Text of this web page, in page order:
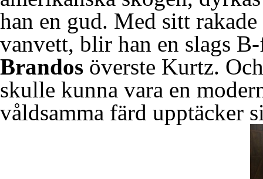
han en gud. Med sitt
vanvett, blir han en slags
Brandos överste Kurtz.
skulle kunna vara en
våldsamma färd upptäcker